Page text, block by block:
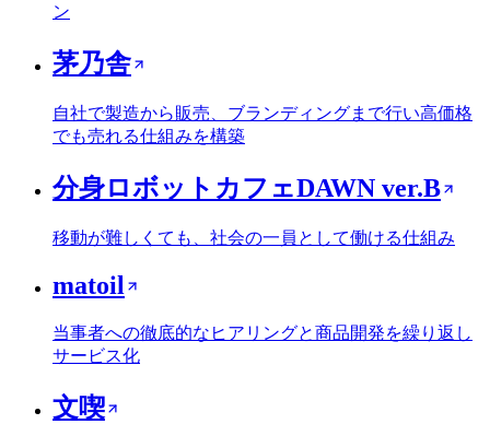
ン
茅乃舎
自社で製造から販売、ブランディングまで行い高価格
でも売れる仕組みを構築
分身ロボットカフェDAWN ver.B
移動が難しくても、社会の一員として働ける仕組み
matoil
当事者への徹底的なヒアリングと商品開発を繰り返し
サービス化
文喫